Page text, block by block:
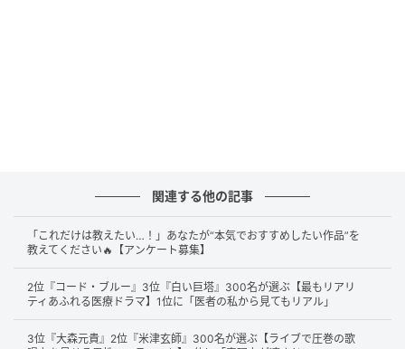
評価でした。
静かな存在感が大きな女優でスクリーンでさらに魅力が増幅す
るタイプだと思うから（47歳／男性）
関連する他の記事
「これだけは教えたい…！」あなたが“本気でおすすめしたい作品”を
教えてください🔥【アンケート募集】
2位『コード・ブルー』3位『白い巨塔』300名が選ぶ【最もリアリ
ティあふれる医療ドラマ】1位に「医者の私から見てもリアル」
3位『大森元貴』2位『米津玄師』300名が選ぶ【ライブで圧巻の歌